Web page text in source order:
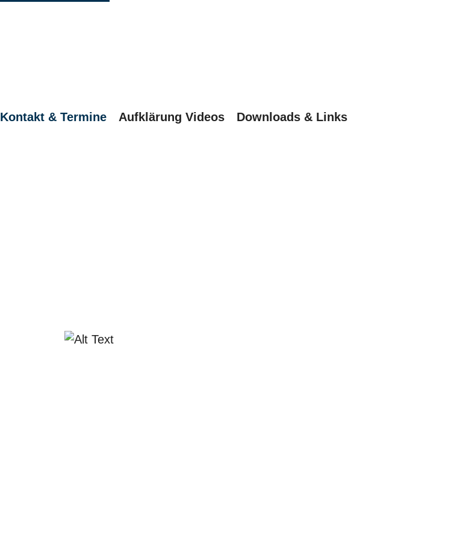
Kontakt & Termine Aufklärung Videos Downloads & Links